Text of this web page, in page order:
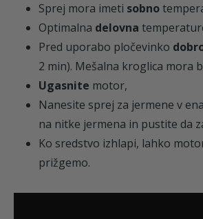
Sprej mora imeti sobno
Optimalna delovna
Pred uporabo pločevinko
2 min). Mešalna kroglica mora
Ugasnite motor,
Nanesite sprej za jermene v
na nitke jermena in pustite da
Ko sredstvo izhlapi, lahko
prižgemo.